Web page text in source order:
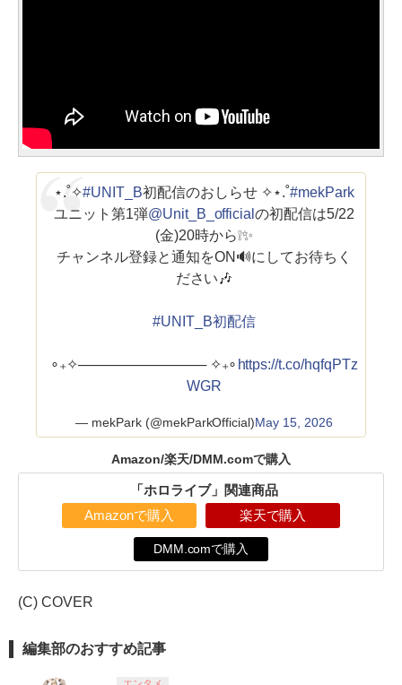
⋆.˚✧#UNIT_B初配信のおしらせ ✧⋆.˚#mekPark
ユニット第1弾@Unit_B_officialの初配信は5/22
(金)20時から❕✨
チャンネル登録と通知をON🔊にしてお待ちく
ださい🎶
#UNIT_B初配信
∘₊✧───────────── ✧₊∘ https://t.co/hqfqPTz
WGR
— mekPark (@mekParkOfficial)May 15, 2026
Amazon/楽天/DMM.comで購入
「ホロライブ」関連商品
Amazonで購入 楽天で購入
DMM.comで購入
(C) COVER
編集部のおすすめ記事